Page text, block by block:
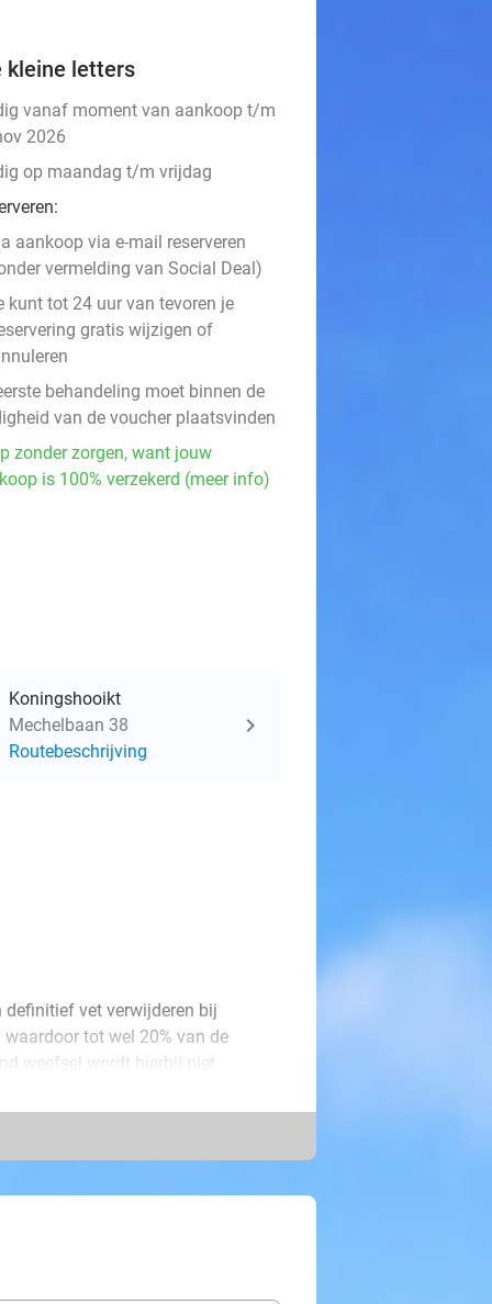
kleine letters
vanaf moment van aankoop t/m
2026
op maandag t/m vrijdag
aankoop via e-mail reserveren
vermelding van Social Deal)
kunt tot 24 uur van tevoren je
gratis wijzigen of
behandeling moet binnen de
van de voucher plaatsvinden
zonder zorgen, want jouw
is 100% verzekerd (meer info)
Koningshooikt
Mechelbaan 38
Routebeschrijving
vet verwijderen bij
tot wel 20% van de
weefsel wordt hierbij niet
bij 15 cm. Kies bijvoorbeeld voor